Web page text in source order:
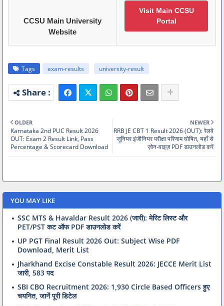
CCSU Main University
Website
Visit Main CCSU
Portal
Tags exam-results university-result
NEWER
RRB JE CBT 1 Result 2026 (OUT): रेलवे
जूनियर इंजीनियर परीक्षा परिणाम घोषित, यहाँ से
ज़ोन-वाइज़ PDF डाउनलोड करें
OLDER
Karnataka 2nd PUC Result 2026
OUT: Exam 2 Result Link, Pass
Percentage & Scorecard Download
YOU MAY LIKE
SSC MTS & Havaldar Result 2026 (जारी): मेरिट लिस्ट और
PET/PST कट ऑफ PDF डाउनलोड करें
UP PGT Final Result 2026 Out: Subject Wise PDF
Download, Merit List
Jharkhand Excise Constable Result 2026: JECCE Merit List
जारी, 583 पद
SBI CBO Recruitment 2026: 1,930 Circle Based Officers हुए
चयनित, जानें पूरी डिटेल